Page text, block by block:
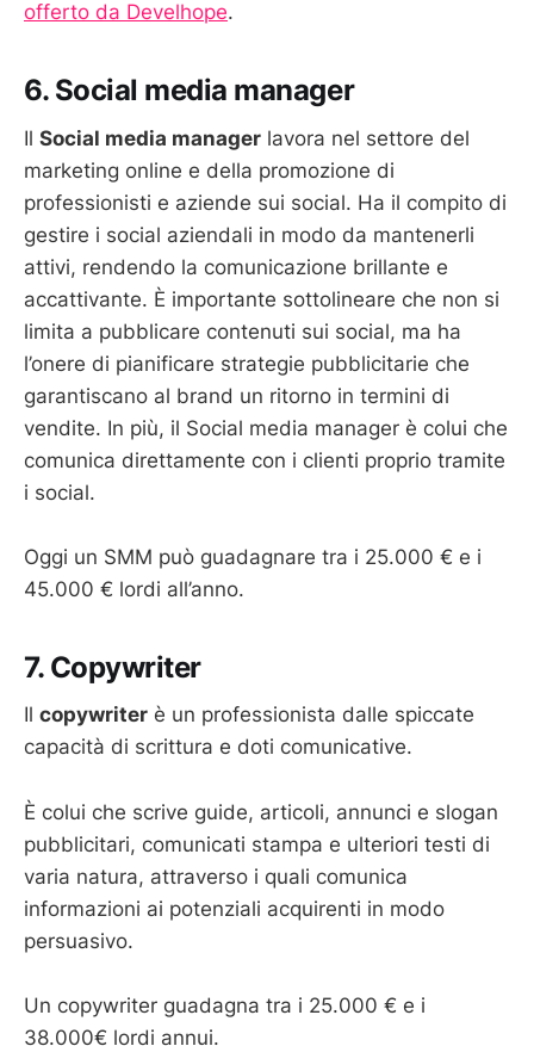
offerto da Develhope.
6. Social media manager
Il Social media manager lavora nel settore del
marketing online e della promozione di
professionisti e aziende sui social. Ha il compito di
gestire i social aziendali in modo da mantenerli
attivi, rendendo la comunicazione brillante e
accattivante. È importante sottolineare che non si
limita a pubblicare contenuti sui social, ma ha
l’onere di pianificare strategie pubblicitarie che
garantiscano al brand un ritorno in termini di
vendite. In più, il Social media manager è colui che
comunica direttamente con i clienti proprio tramite
i social.
Oggi un SMM può guadagnare tra i 25.000 € e i
45.000 € lordi all’anno.
7. Copywriter
Il copywriter è un professionista dalle spiccate
capacità di scrittura e doti comunicative.
È colui che scrive guide, articoli, annunci e slogan
pubblicitari, comunicati stampa e ulteriori testi di
varia natura, attraverso i quali comunica
informazioni ai potenziali acquirenti in modo
persuasivo.
Un copywriter guadagna tra i 25.000 € e i
38.000€ lordi annui.